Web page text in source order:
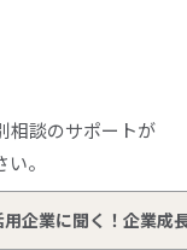
相談のサポートが
。
企業に聞く！企業成